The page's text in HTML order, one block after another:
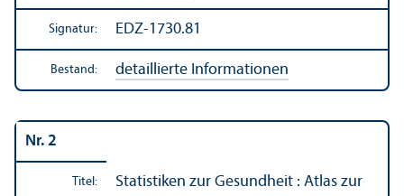
Signatur: EDZ-1730.81
Bestand: detaillierte Informationen
Nr. 2
Titel:
Statistiken zur Gesundheit : Atlas zur